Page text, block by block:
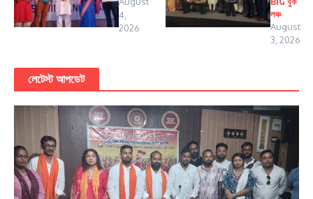
4,
2026
লঞ্চ
August
3, 2026
লেটেস্ট আপডেট